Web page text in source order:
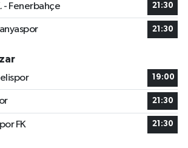
- Fenerbahçe 21:30
21:30
19:00
21:30
FK 21:30